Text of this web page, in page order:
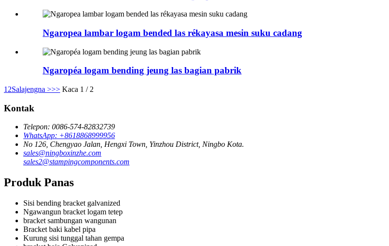
Ngaropea lambar logam bended las rékayasa mesin suku cadang
Ngaropéa logam bending jeung las bagian pabrik
1 2Salajengna >>> Kaca 1 / 2
Kontak
Telepon: 0086-574-82832739
WhatsApp: +8618868999956
No 126, Chengyao Jalan, Hengxi Town, Yinzhou District, Ningbo Kota.
sales@ningboxinzhe.com
sales2@stampingcomponents.com
Produk Panas
Sisi bending bracket galvanized
Ngawangun bracket logam tetep
bracket sambungan wangunan
Bracket baki kabel pipa
Kurung sisi tunggal tahan gempa